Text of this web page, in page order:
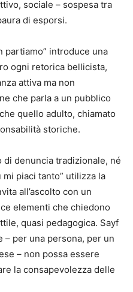
sociale – sospesa tra
di esporsi.
partiamo” introduce una
ogni retorica bellicista,
attiva ma non
che parla a un pubblico
quello adulto, chiamato
storiche.
di denuncia tradizionale, né
piaci tanto” utilizza la
all’ascolto con un
elementi che chiedono
quasi pedagogica. Sayf
– per una persona, per un
– non possa essere
la consapevolezza delle